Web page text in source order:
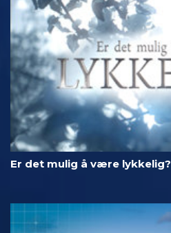
Er det mulig å være lykkelig?